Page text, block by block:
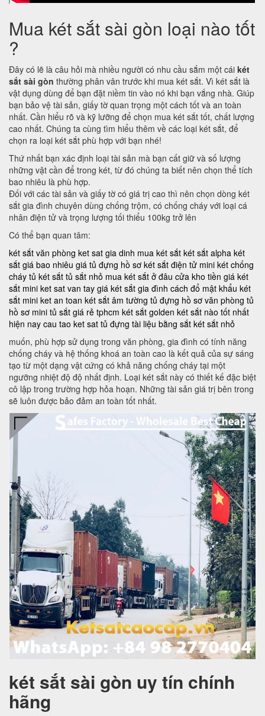
Mua két sắt sài gòn loại nào tốt
?
Đây có lẽ là câu hỏi mà nhiều người có nhu cầu sắm một cái két
sắt sài gòn thường phân vân trước khi mua két sắt. Vì két sắt là
vật dụng dùng để bạn đặt niềm tin vào nó khi bạn vắng nhà. Giúp
bạn bảo vệ tài sản, giấy tờ quan trọng một cách tốt và an toàn
nhất. Cần hiểu rõ và kỹ lưỡng để chọn mua két sắt tốt, chất lượng
cao nhất. Chúng ta cùng tìm hiểu thêm về các loại két sắt, để
chọn ra loại két sắt phù hợp với bạn nhé!
Thứ nhất bạn xác định loại tài sản mà bạn cất giữ và số lượng
những vật cần để trong két, từ đó chúng ta biết nên chọn thể tích
bao nhiêu là phù hợp.
Đối với các tài sản và giấy tờ có giá trị cao thì nên chọn dòng két
sắt gia đình chuyên dùng chống trộm, có chống cháy với loại cá
nhân điện tử và trọng lượng tối thiểu 100kg trở lên
Có thể bạn quan tâm:
két sắt văn phòng ket sat gia dinh mua két sắt két sắt alpha két
sắt giá bao nhiêu giá tủ đựng hồ sơ két sắt điện tử mini két chống
cháy tủ két sắt tủ sắt nhỏ mua két sắt ở đâu cửa kho tiền giá két
sắt mini ket sat van tay giá két sắt gia đình cách đổ mật khẩu két
sắt mini ket an toan két sắt âm tường tủ đựng hồ sơ văn phòng tủ
hồ sơ mini tủ sắt giá rẻ tphcm két sắt golden két sắt nào tốt nhất
hiện nay cau tao ket sat tủ đựng tài liệu bằng sắt két sắt nhỏ
muốn, phù hợp sử dụng trong văn phòng, gia đình có tính năng
chống cháy và hệ thống khoá an toàn cao là kết quả của sự sáng
tạo từ một dạng vật cứng có khả năng chống cháy tại một
ngưỡng nhiệt độ độ nhất định. Loại két sắt này có thiết kế đặc biệt
cô lập trong trường hợp hỏa hoạn. Những tài sản giá trị bên trong
sẽ luôn được bảo đảm an toàn tốt nhất.
két sắt sài gòn uy tín chính
hãng